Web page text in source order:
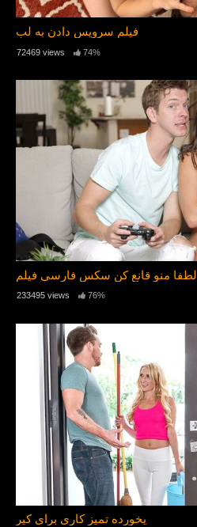
فیلم سرویس دادن به لب
72469 views 74%
لطفا منو قانع کن سکس فارسی فیلم
233495 views 76%
یخورده تمیز کاری برای کیر